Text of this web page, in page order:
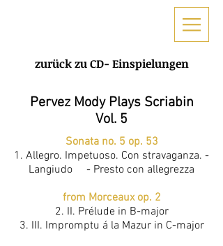
zurück zu CD- Einspielungen
Pervez Mody Plays Scriabin
Vol. 5
Sonata no. 5 op. 53
1. Allegro. Impetuoso. Con stravaganza. -
Langiudo - Presto con allegrezza
from Morceaux op. 2
2. II. Prélude in B-major
3. III. Impromptu á la Mazur in C-major